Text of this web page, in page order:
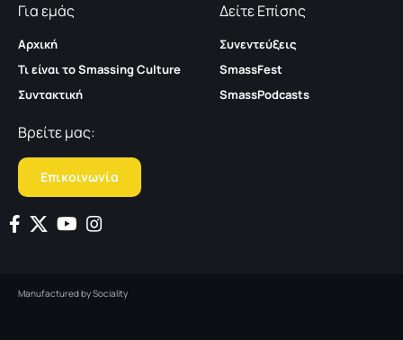
Για εμάς
Αρχική
Τι είναι το Smassing Culture
Συντακτική
Δείτε Επίσης
Συνεντεύξεις
SmassFest
SmassPodcasts
Βρείτε μας:
Επικοινωνία
Manufactured bySociality